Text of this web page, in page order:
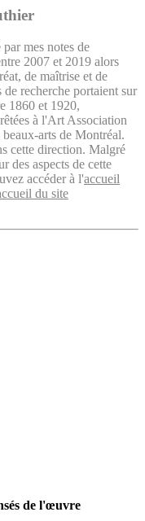
mes notes de
2007 et 2019 alors
de maîtrise et de
recherche portaient sur
1860 et 1920,
à l'Art Association
arts de Montréal.
cette direction. Malgré
des aspects de cette
accéder à l'accueil
du site
de l'œuvre